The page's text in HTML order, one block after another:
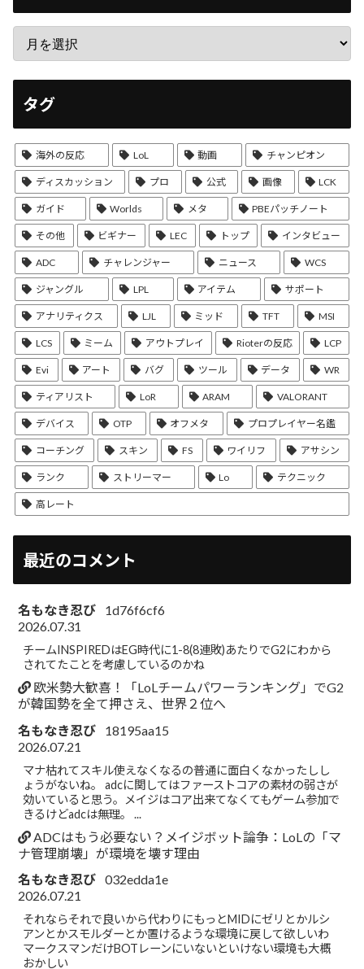
タグ
海外の反応 LoL 動画 チャンピオン
ディスカッション プロ 公式 画像 LCK
ガイド Worlds メタ PBEパッチノート
その他 ビギナー LEC トップ インタビュー
ADC チャレンジャー ニュース WCS
ジャングル LPL アイテム サポート
アナリティクス LJL ミッド TFT MSI
LCS ミーム アウトプレイ Rioterの反応 LCP
Evi アート バグ ツール データ WR
ティアリスト LoR ARAM VALORANT
デバイス OTP オフメタ プロプレイヤー名鑑
コーチング スキン FS ワイリフ アサシン
ランク ストリーマー Lo テクニック
高レート
最近のコメント
名もなき忍び
1d76f6cf6
2026.07.31
チームINSPIREDはEG時代に1-8(8連敗)あたりでG2にわから
されてたことを考慮しているのかね
欧米勢大歓喜！「LoLチームパワーランキング」でG2
が韓国勢を全て押さえ、世界２位へ
名もなき忍び
18195aa15
2026.07.21
マナ枯れてスキル使えなくなるの普通に面白くなかったしし
ょうがないね。 adcに関してはファーストコアの素材の弱さが
効いていると思う。メイジはコア出来てなくてもゲーム参加で
きるけどadcは無理。 ...
ADCはもう必要ない？メイジボット論争：LoLの「マ
ナ管理崩壊」が環境を壊す理由
名もなき忍び 032edda1e
2026.07.21
それならそれで良いから代わりにもっとMIDにゼリとかルシ
アンとかスモルダーとか置けるような環境に戻して欲しいわ
マークスマンだけBOTレーンにいないといけない環境も大概
おかしい